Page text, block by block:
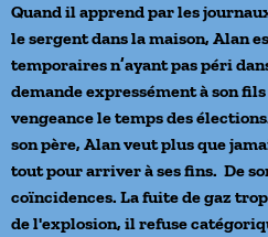
Quand il apprend par les
le sergent dans la maison, Alan
temporaires n’ayant pas péri
demande expressément à son
vengeance le temps des
son père, Alan veut plus que
tout pour arriver à ses fins. De
coïncidences. La fuite de gaz
de l'explosion, il refuse